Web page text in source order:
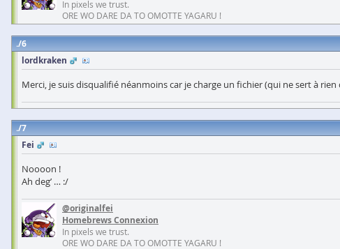
In pixels we trust.
ORE WO DARE DA TO OMOTTE YAGARU !
6
lordkraken
Merci, je suis disqualifié néanmoins car je charge un fichier (qui ne sert à
7
Fei
Noooon !
Ah deg’ … :/
@originalfei
Homebrews Connexion
In pixels we trust.
ORE WO DARE DA TO OMOTTE YAGARU !